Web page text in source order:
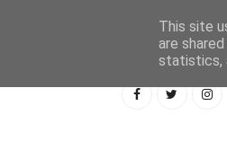
This site
are
statistics,